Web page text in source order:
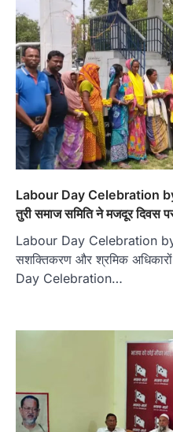
Labour Day Celebration
तुरी समाज समिति ने मजदूर दिवस
Labour Day Celebration
सशक्तिकरण और श्रमिक
Day Celebration…